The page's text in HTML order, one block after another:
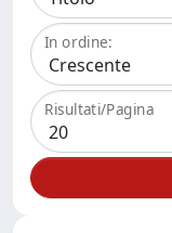
In ordine:
Risultati/Pagina